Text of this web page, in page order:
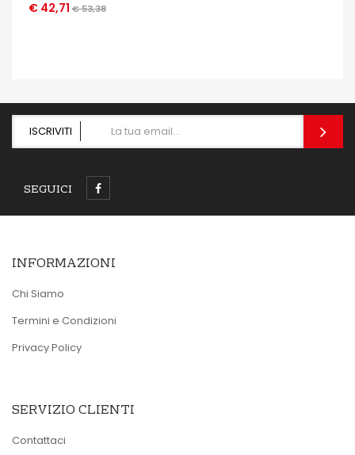
€ 42,71 € 53,38
OCCHIATA VELOCE
ISCRIVITI
SEGUICI
INFORMAZIONI
Chi Siamo
Termini e Condizioni
Privacy Policy
SERVIZIO CLIENTI
Contattaci